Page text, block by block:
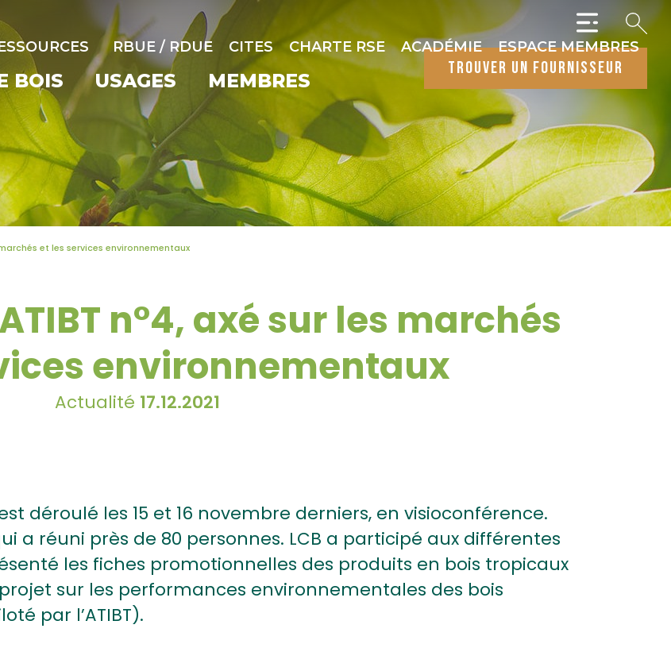
RBUE / RDUE CITES CHARTE RSE ACADÉMIE ESPACE MEMBRES
BOIS USAGES MEMBRES
trouver un fournisseur
et les services environnementaux
n°4, axé sur les marchés
environnementaux
Actualité 17.12.2021
déroulé les 15 et 16 novembre derniers, en visioconférence.
a réuni près de 80 personnes. LCB a participé aux différentes
les fiches promotionnelles des produits en bois tropicaux
sur les performances environnementales des bois
par l’ATIBT).